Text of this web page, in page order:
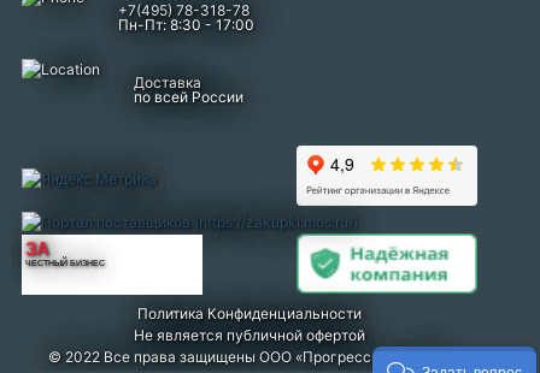
+7(495) 78-318-78
Пн-Пт: 8:30 - 17:00
Доставка
по всей России
ЗА
ЧЕСТНЫЙ БИЗНЕС
Политика Конфиденциальности
Не является публичной офертой
© 2022 Все права защищены ООО «Прогресс» г. Москва